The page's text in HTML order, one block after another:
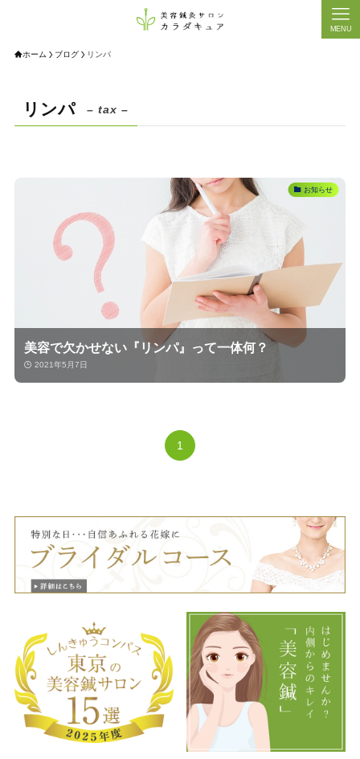
MENU
ホーム ブログ リンパ
リンパ – tax –
お知らせ
美容で欠かせない『リンパ』って一体何？
2021年5月7日
1